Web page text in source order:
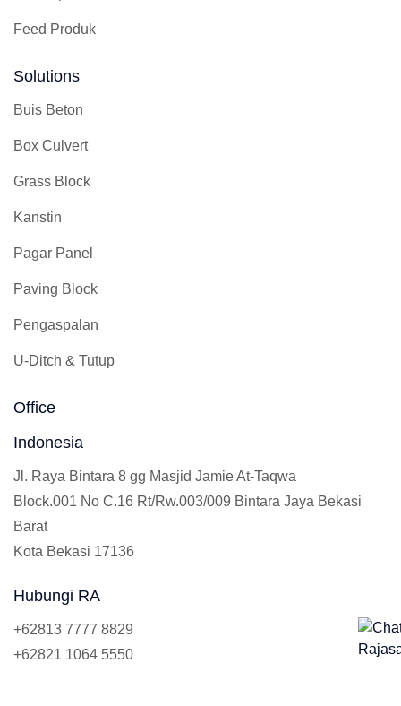
Feed Produk
Solutions
Buis Beton
Box Culvert
Grass Block
Kanstin
Pagar Panel
Paving Block
Pengaspalan
U-Ditch & Tutup
Office
Indonesia
Jl. Raya Bintara 8 gg Masjid Jamie At-Taqwa
Block.001 No C.16 Rt/Rw.003/009 Bintara Jaya Bekasi
Barat
Kota Bekasi 17136
Hubungi RA
+62813 7777 8829
+62821 1064 5550